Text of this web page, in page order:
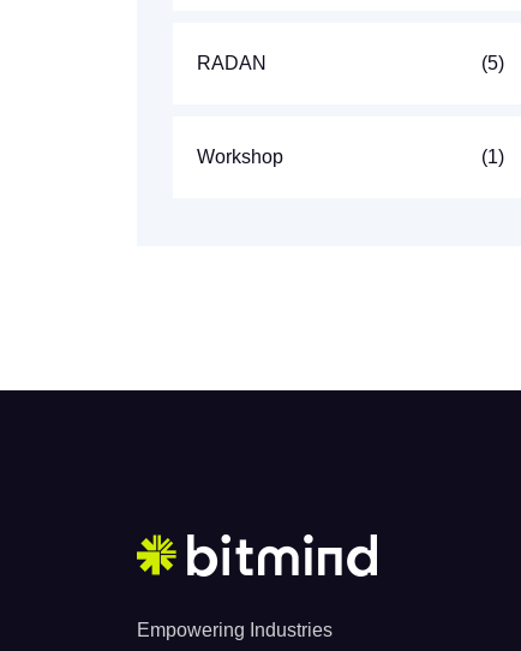
RADAN (5)
Workshop (1)
Empowering Industries